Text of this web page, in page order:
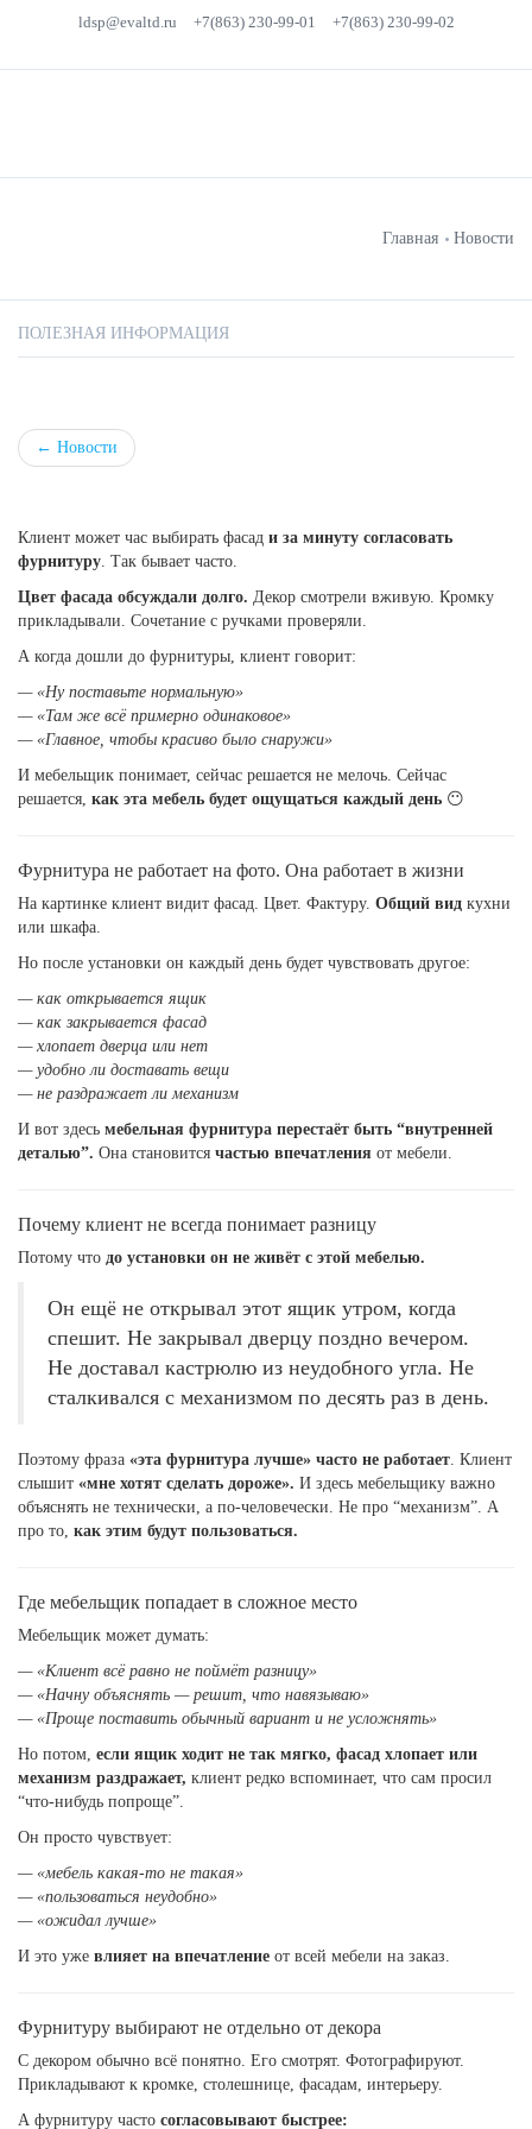
ldsp@evaltd.ru +7(863) 230-99-01 +7(863) 230-99-02
Главная Новости
ПОЛЕЗНАЯ ИНФОРМАЦИЯ
← Новости
Клиент может час выбирать фасад и за минуту согласовать
фурнитуру. Так бывает часто.
Цвет фасада обсуждали долго. Декор смотрели вживую. Кромку
прикладывали. Сочетание с ручками проверяли.
А когда дошли до фурнитуры, клиент говорит:
— «Ну поставьте нормальную»
— «Там же всё примерно одинаковое»
— «Главное, чтобы красиво было снаружи»
И мебельщик понимает, сейчас решается не мелочь. Сейчас
решается, как эта мебель будет ощущаться каждый день 😶
Фурнитура не работает на фото. Она работает в жизни
На картинке клиент видит фасад. Цвет. Фактуру. Общий вид кухни
или шкафа.
Но после установки он каждый день будет чувствовать другое:
— как открывается ящик
— как закрывается фасад
— хлопает дверца или нет
— удобно ли доставать вещи
— не раздражает ли механизм
И вот здесь мебельная фурнитура перестаёт быть “внутренней
деталью”. Она становится частью впечатления от мебели.
Почему клиент не всегда понимает разницу
Потому что до установки он не живёт с этой мебелью.
Он ещё не открывал этот ящик утром, когда
спешит. Не закрывал дверцу поздно вечером.
Не доставал кастрюлю из неудобного угла. Не
сталкивался с механизмом по десять раз в день.
Поэтому фраза «эта фурнитура лучше» часто не работает. Клиент
слышит «мне хотят сделать дороже». И здесь мебельщику важно
объяснять не технически, а по-человечески. Не про “механизм”. А
про то, как этим будут пользоваться.
Где мебельщик попадает в сложное место
Мебельщик может думать:
— «Клиент всё равно не поймёт разницу»
— «Начну объяснять — решит, что навязываю»
— «Проще поставить обычный вариант и не усложнять»
Но потом, если ящик ходит не так мягко, фасад хлопает или
механизм раздражает, клиент редко вспоминает, что сам просил
“что-нибудь попроще”.
Он просто чувствует:
— «мебель какая-то не такая»
— «пользоваться неудобно»
— «ожидал лучше»
И это уже влияет на впечатление от всей мебели на заказ.
Фурнитуру выбирают не отдельно от декора
С декором обычно всё понятно. Его смотрят. Фотографируют.
Прикладывают к кромке, столешнице, фасадам, интерьеру.
А фурнитуру часто согласовывают быстрее: